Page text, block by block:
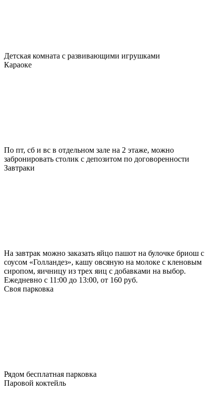
Детская комната с развивающими игрушками
Караоке
По пт, сб и вс в отдельном зале на 2 этаже, можно
забронировать столик с депозитом по договоренности
Завтраки
На завтрак можно заказать яйцо пашот на булочке бриош с
соусом «Голландез», кашу овсяную на молоке с кленовым
сиропом, яичницу из трех яиц с добавками на выбор.
Ежедневно с 11:00 до 13:00, от 160 руб.
Своя парковка
Рядом бесплатная парковка
Паровой коктейль